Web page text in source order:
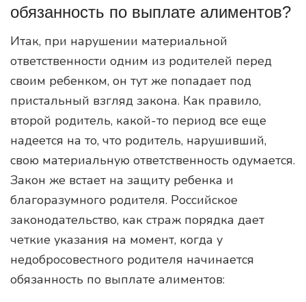
обязанность по выплате алиментов?
Итак, при нарушении материальной
ответственности одним из родителей перед
своим ребенком, он тут же попадает под
пристальный взгляд закона. Как правило,
второй родитель, какой-то период все еще
надеется на то, что родитель, нарушивший,
свою материальную ответственность одумается.
Закон же встает на защиту ребенка и
благоразумного родителя. Российское
законодательство, как страж порядка дает
четкие указания на момент, когда у
недобросовестного родителя начинается
обязанность по выплате алиментов: